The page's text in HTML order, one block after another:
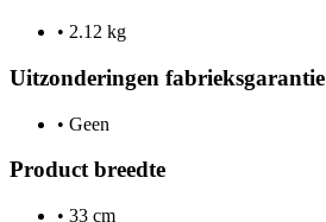
• 2.12 kg
Uitzonderingen fabrieksgarantie
• Geen
Product breedte
• 33 cm